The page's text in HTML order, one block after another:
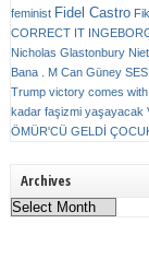
feminist Fidel Castro
CORRECT IT
Nicholas Glastonbury
Bana . M Can Güney SES
Trump victory comes
kadar faşizmi yaşayacak
ÖMÜR'CÜ GELDİ
Archives
Archives